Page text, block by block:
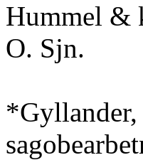
Hummel &
O. Sjn.